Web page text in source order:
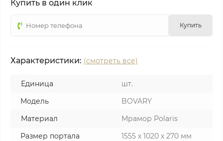
Купить в один клик
Купить
Характеристики: (смотреть все)
Единица
шт.
Модель
BOVARY
Материал
Мрамор Polaris
Размер портала
1555 х 1020 х 270 мм